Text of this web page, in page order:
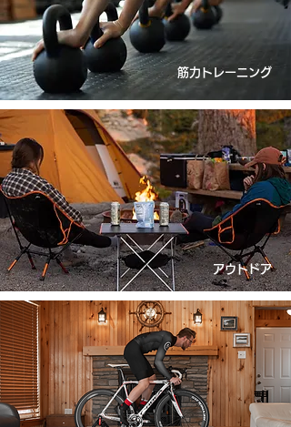
筋力 トレーニング
アウトドア